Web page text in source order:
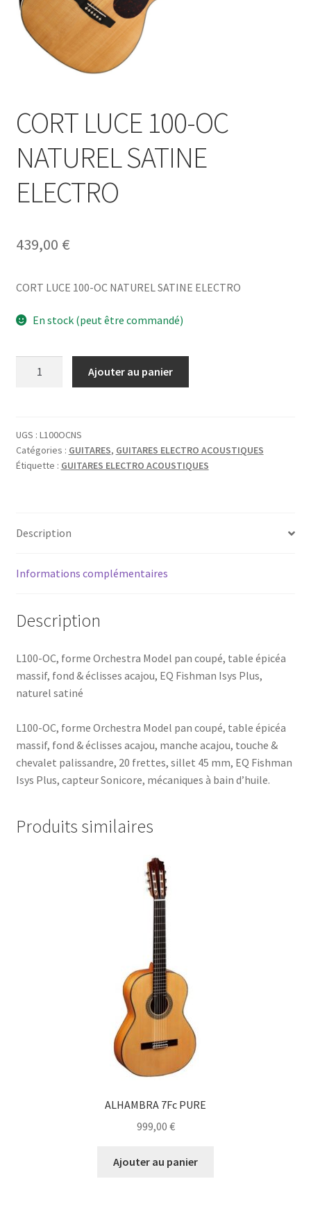
CORT LUCE 100-OC
NATUREL SATINE
ELECTRO
439,00 €
CORT LUCE 100-OC NATUREL SATINE ELECTRO
En stock (peut être commandé)
100-
OC
NATUREL
Ajouter au panier
UGS : L100OCNS
Catégories : GUITARES, GUITARES ELECTRO ACOUSTIQUES
Étiquette : GUITARES ELECTRO ACOUSTIQUES
Description
Informations complémentaires
Description
L100-OC, forme Orchestra Model pan coupé, table épicéa
massif, fond & éclisses acajou, EQ Fishman Isys Plus,
naturel satiné
L100-OC, forme Orchestra Model pan coupé, table épicéa
massif, fond & éclisses acajou, manche acajou, touche &
chevalet palissandre, 20 frettes, sillet 45 mm, EQ Fishman
Isys Plus, capteur Sonicore, mécaniques à bain d’huile.
Produits similaires
ALHAMBRA 7Fc PURE
999,00 €
Ajouter au panier